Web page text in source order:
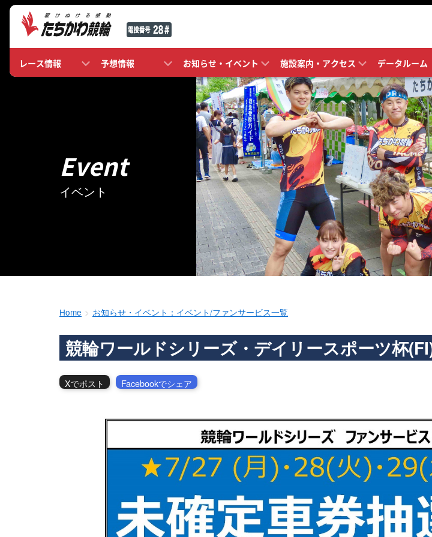
レース情報 予想情報 お知らせ・イベント 施設案内・アクセス データルーム
Event
イベント
Home お知らせ・イベント：イベント/ファンサービス一覧
競輪ワールドシリーズ・デイリースポーツ杯
Xでポスト Facebookでシェア